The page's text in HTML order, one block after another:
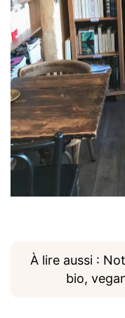
À lire aussi :
bio,